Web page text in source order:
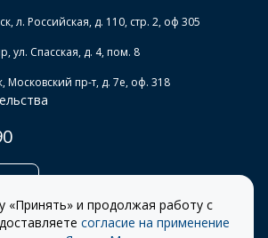
,л. Российская, д. 110, стр. 2, оф 305
,ул. Спасская, д. 4, пом. 8
,Московский пр-т, д. 7е, оф. 318
«Принять» и продолжая работу с
согласие на применение